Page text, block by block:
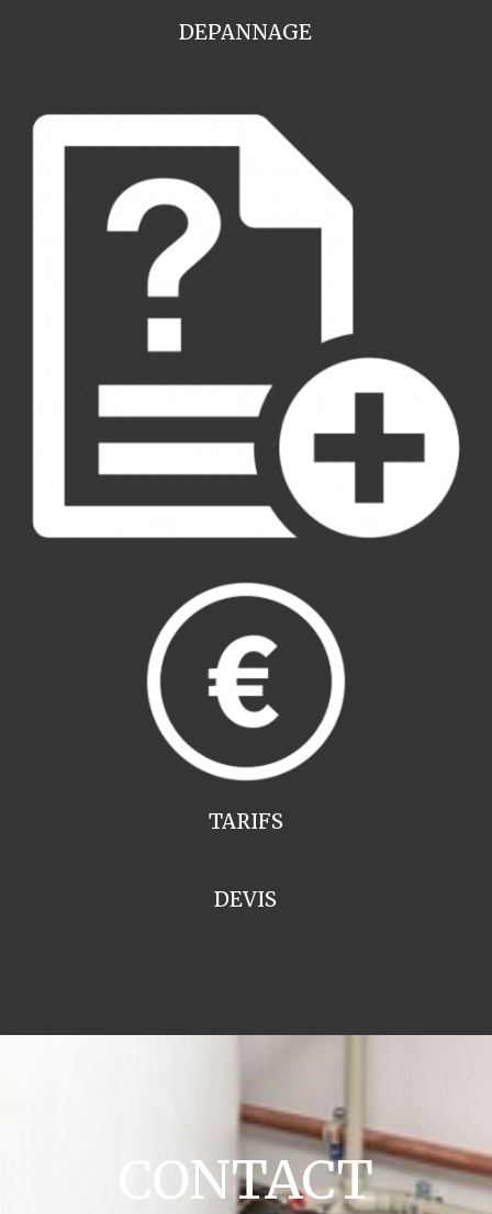
DEPANNAGE
TARIFS
DEVIS
CONTACT